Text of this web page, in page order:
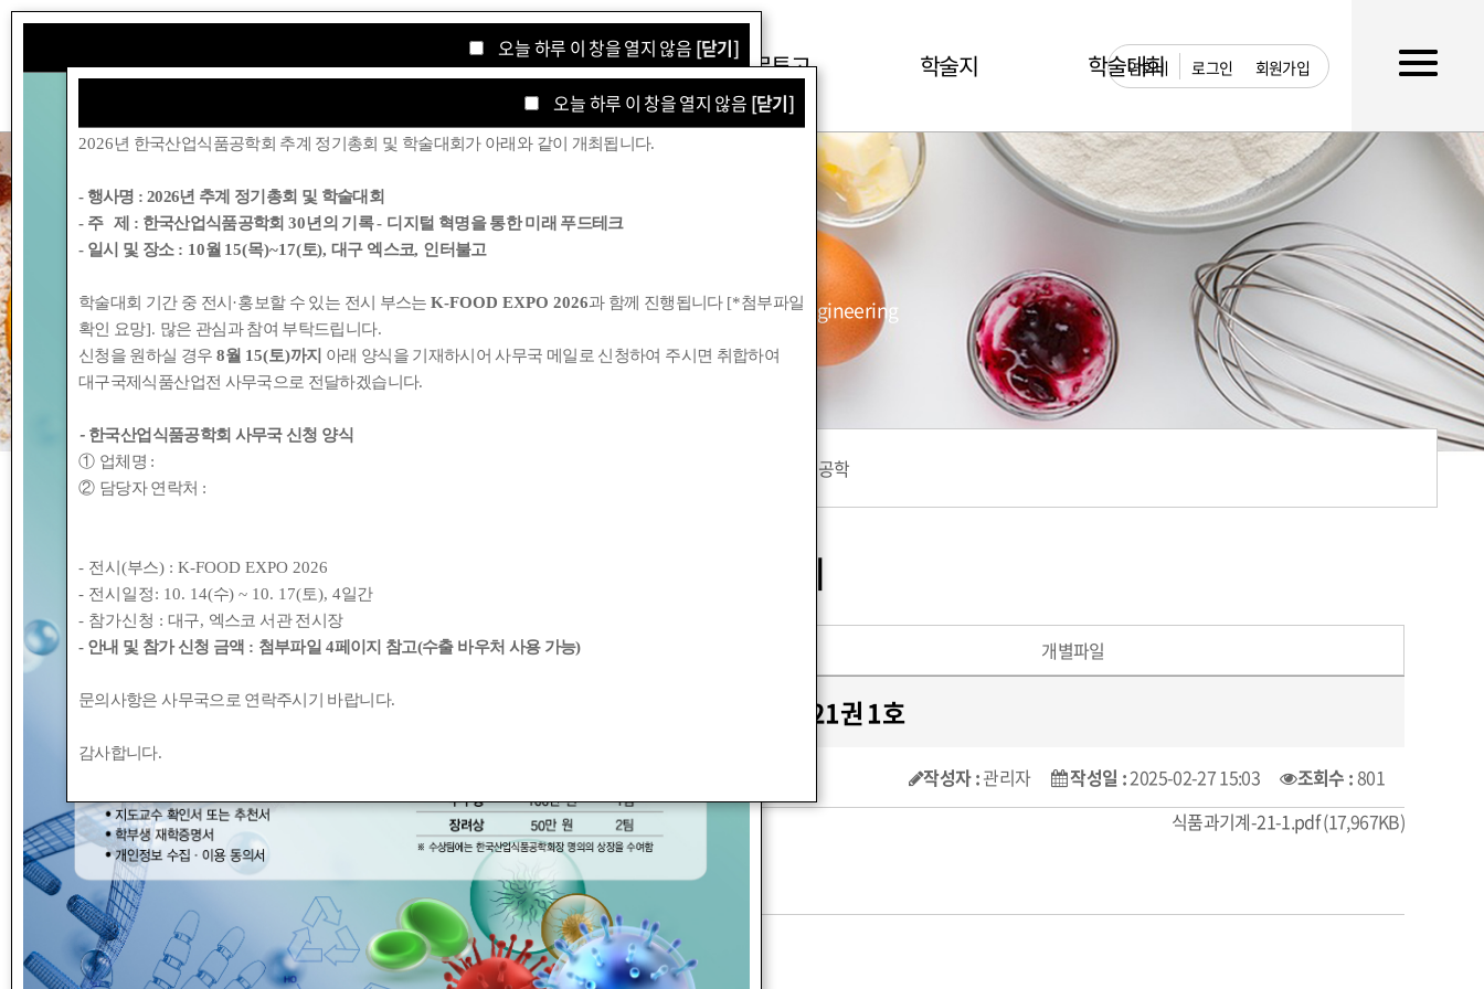
연회비 로그인 회원가입
학회소개 학회소식 논문투고 학술지 학술대회
Korean Society for Food Engineering
산업식품공학
식품과 기계
2023 ~ (통파일) 개별파일
2024년도 식품과 기계 21권 1호
작성자 :관리자 작성일 :2025-02-27 15:03 조회수 :801
식품과기계-21-1.pdf(17,967KB)
2024년도 식품과 기계 21권 1호
이전글
2023년도 식품과 기계 20권 1호
다음글
2025년도 식품과 기계 22권 1호
오늘 하루 이 창을 열지 않음 [닫기]
오늘 하루 이 창을 열지 않음 [닫기]
2026년 한국산업식품공학회 추계 정기총회 및 학술대회가 아래와 같이 개최됩니다.
- 행사명 : 2026년 추계 정기총회 및 학술대회
- 주 제 : 한국산업식품공학회30년의 기록- 디지털 혁명을 통한 미래 푸드테크
- 일시 및 장소 : 10월 15(목)~17(토),대구 엑스코, 인터불고
학술대회 기간 중 전시 ·홍보할 수 있는 전시 부스는K-FOOD EXPO 2026과 함께 진행됩니다 [*첨부파일
확인 요망]. 많은 관심과 참여 부탁드립니다.
신청을 원하실 경우 8월 15(토)까지 아래 양식을 기재하시어 사무국 메일로 신청하여 주시면 취합하여
대구국제식품산업전 사무국으로 전달하겠습니다.
- 한국산업식품공학회 사무국 신청 양식
① 업체명 :
② 담당자 연락처 :
- 전시(부스) : K-FOOD EXPO 2026
- 전시일정: 10. 14(수) ~ 10. 17(토), 4일간
- 참가신청 : 대구, 엑스코 서관 전시장
- 안내 및 참가 신청 금액 : 첨부파일 4페이지 참고(수출 바우처 사용 가능)
문의사항은 사무국으로 연락주시기 바랍니다.
감사합니다.